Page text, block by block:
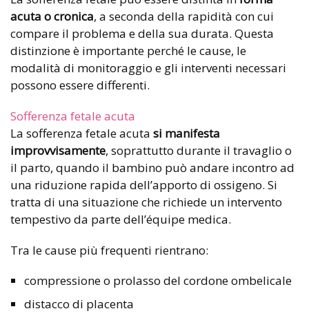
acuta o cronica, a seconda della rapidità con cui
compare il problema e della sua durata. Questa
distinzione è importante perché le cause, le
modalità di monitoraggio e gli interventi necessari
possono essere differenti.
Sofferenza fetale acuta
La sofferenza fetale acuta si manifesta
improvvisamente, soprattutto durante il travaglio o
il parto, quando il bambino può andare incontro ad
una riduzione rapida dell’apporto di ossigeno. Si
tratta di una situazione che richiede un intervento
tempestivo da parte dell’équipe medica.
Tra le cause più frequenti rientrano:
compressione o prolasso del cordone ombelicale
distacco di placenta